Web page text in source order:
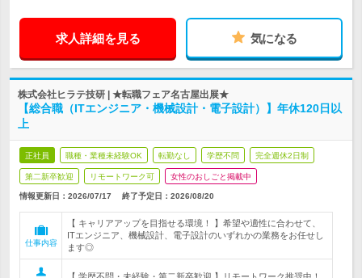
求人詳細を見る 気になる
株式会社ヒラテ技研 | ★転職フェア名古屋出展★
【総合職（ITエンジニア・機械設計・電子設計）】年休120日以
上
正社員 職種・業種未経験OK 転勤なし 学歴不問 完全週休2日制
第二新卒歓迎 リモートワーク可 女性のおしごと掲載中
情報更新日：2026/07/17 終了予定日： 2026/08/20
仕事内容
【 キャリアアップを目指せる環境！ 】希望や適性に合わせて、
ITエンジニア、機械設計、電子設計のいずれかの業務をお任せし
ます◎